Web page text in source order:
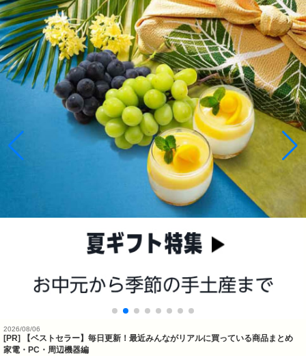
2026/08/06
[PR] 【ベストセラー】毎日更新！最近みんながリアルに買っている商品まとめ
家電・PC・周辺機器編